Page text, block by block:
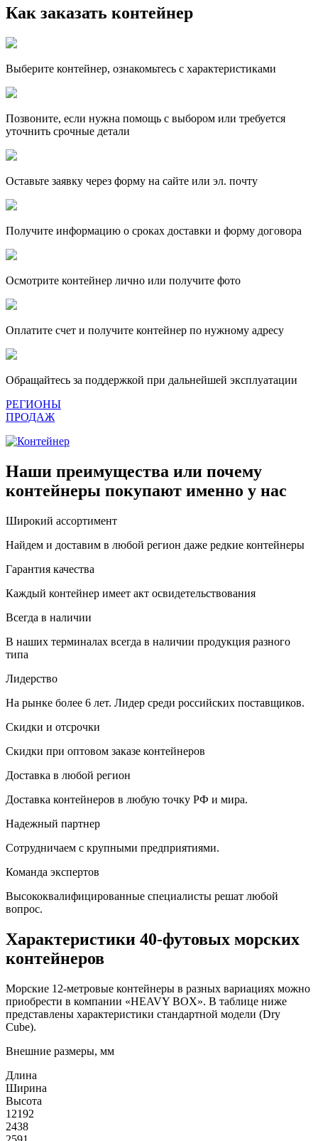
Как заказать контейнер
Выберите контейнер, ознакомьтесь с характеристиками
Позвоните, если нужна помощь с выбором или требуется
уточнить срочные детали
Оставьте заявку через форму на сайте или эл. почту
Получите информацию о сроках доставки и форму договора
Осмотрите контейнер лично или получите фото
Оплатите счет и получите контейнер по нужному адресу
Обращайтесь за поддержкой при дальнейшей эксплуатации
РЕГИОНЫ
ПРОДАЖ
Наши преимущества или почему
контейнеры покупают именно у нас
Широкий ассортимент
Найдем и доставим в любой регион даже редкие контейнеры
Гарантия качества
Каждый контейнер имеет акт освидетельствования
Всегда в наличии
В наших терминалах всегда в наличии продукция разного
типа
Лидерство
На рынке более 6 лет. Лидер среди российских поставщиков.
Скидки и отсрочки
Скидки при оптовом заказе контейнеров
Доставка в любой регион
Доставка контейнеров в любую точку РФ и мира.
Надежный партнер
Сотрудничаем с крупными предприятиями.
Команда экспертов
Высококвалифицированные специалисты решат любой
вопрос.
Характеристики 40-футовых морских
контейнеров
Морские 12-метровые контейнеры в разных вариациях можно
приобрести в компании «HEAVY BOX». В таблице ниже
представлены характеристики стандартной модели (Dry
Cube).
Внешние размеры, мм
Длина
Ширина
Высота
12192
2438